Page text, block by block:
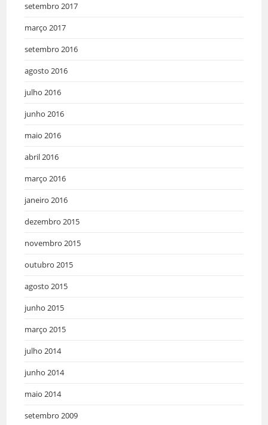
setembro 2017
março 2017
setembro 2016
agosto 2016
julho 2016
junho 2016
maio 2016
abril 2016
março 2016
janeiro 2016
dezembro 2015
novembro 2015
outubro 2015
agosto 2015
junho 2015
março 2015
julho 2014
junho 2014
maio 2014
setembro 2009